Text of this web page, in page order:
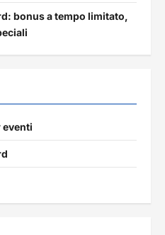
bonus a tempo limitato,
eventi